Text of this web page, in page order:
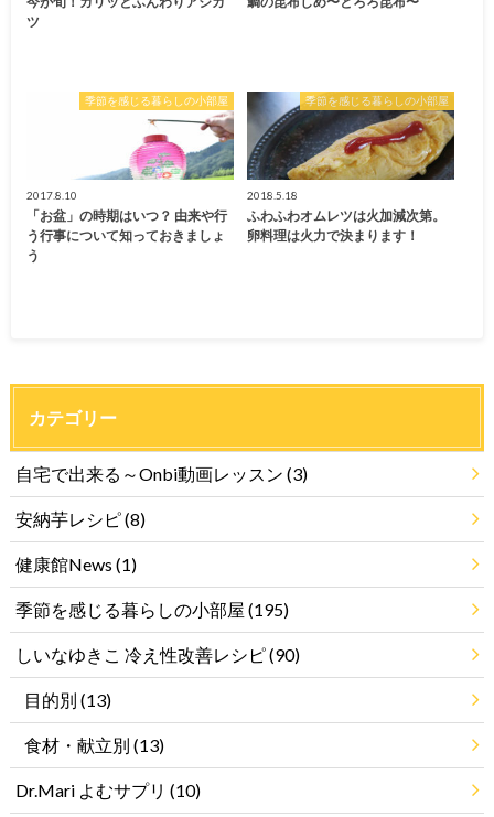
ツ
季節を感じる暮らしの小部屋
2017.8.10
「お盆」の時期はいつ？ 由来や行
う行事について知っておきましょ
う
季節を感じる暮らしの小部屋
2018.5.18
ふわふわオムレツは火加減次第。
卵料理は火力で決まります！
カテゴリー
自宅で出来る～Onbi動画レッスン (3)
安納芋レシピ(8)
健康館News (1)
季節を感じる暮らしの小部屋 (195)
しいなゆきこ 冷え性改善レシピ(90)
目的別 (13)
食材・献立別 (13)
Dr.Mari よむサプリ (10)